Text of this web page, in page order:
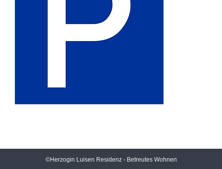
©Herzogin Luisen Residenz - Betreutes Wohnen